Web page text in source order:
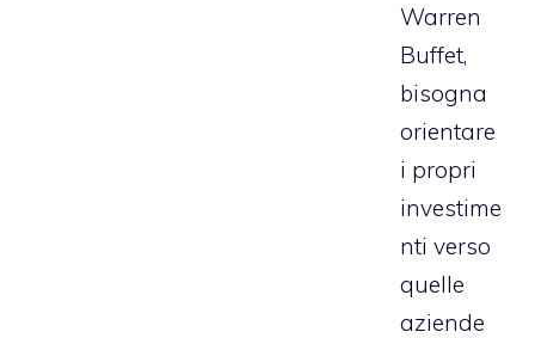
Warren
Buffet,
bisogna
orientare
i propri
investime
nti verso
quelle
aziende